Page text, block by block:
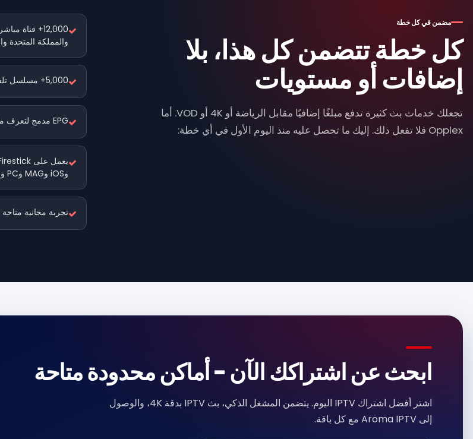
مضمن في كل خطة
كل خطة تتضمن كل هذا، بلا
إضافات أو مستويات
تجعلك خدمات بث كثيرة تدفع مبلغًا إضافيًا مقابل الرياضة أو 4K أو VOD. أما
Opplex فلا تفعل ذلك. إليك ما تحصل عليه منذ اليوم الأول في أي خطة:
12,000+ قناة
والمملكة المتحدة
5,000+ مسلسل تلفزيوني حديث وكلاسيكي
EPG مدمج لتعرف ما يُعرض وموعده
وiOS وMAG وPC وMac
تجربة مجانية
ابحث عن اشتراكك الآن - أماكن محدودة متاحة
اشتر أفضل اشتراك IPTV اليوم. يتضمن المشغل الذكي، بث IPTV بدقة 4K، والوصول
إلى Aroma IPTV مع كل باقة.